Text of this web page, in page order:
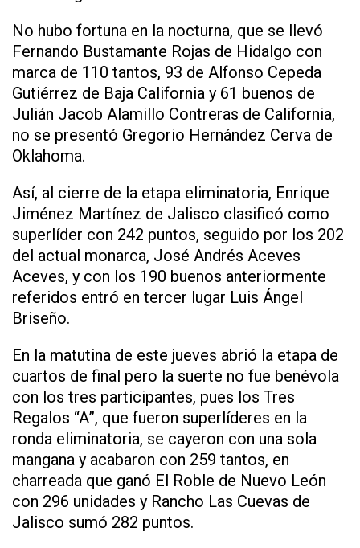
No hubo fortuna en la nocturna, que se llevó
Fernando Bustamante Rojas de Hidalgo con
marca de 110 tantos, 93 de Alfonso Cepeda
Gutiérrez de Baja California y 61 buenos de
Julián Jacob Alamillo Contreras de California,
no se presentó Gregorio Hernández Cerva de
Oklahoma.
Así, al cierre de la etapa eliminatoria, Enrique
Jiménez Martínez de Jalisco clasificó como
superlíder con 242 puntos, seguido por los 202
del actual monarca, José Andrés Aceves
Aceves, y con los 190 buenos anteriormente
referidos entró en tercer lugar Luis Ángel
Briseño.
En la matutina de este jueves abrió la etapa de
cuartos de final pero la suerte no fue benévola
con los tres participantes, pues los Tres
Regalos “A”, que fueron superlíderes en la
ronda eliminatoria, se cayeron con una sola
mangana y acabaron con 259 tantos, en
charreada que ganó El Roble de Nuevo León
con 296 unidades y Rancho Las Cuevas de
Jalisco sumó 282 puntos.